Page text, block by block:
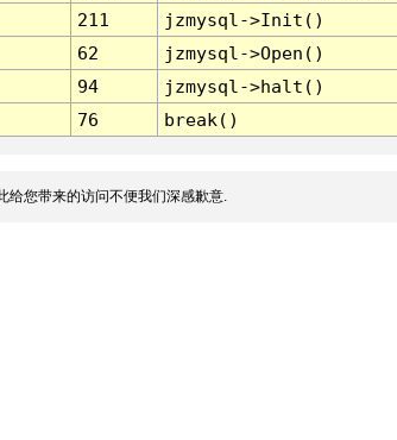
211
jzmysql->Init()
62
jzmysql->Open()
94
jzmysql->halt()
76 break()
您带来的访问不便我们深感歉意.